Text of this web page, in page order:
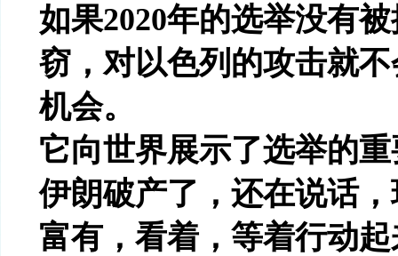
如果2020年的选举没有
窃，对以色列的攻击就
机会。
它向世界展示了选举的
伊朗破产了，还在说话
富有，看着，等着行动